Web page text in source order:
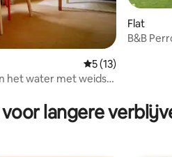
op 5, 242 recensiesGemiddelde
5 (13)
het water met weids
Flat
B&B
langere